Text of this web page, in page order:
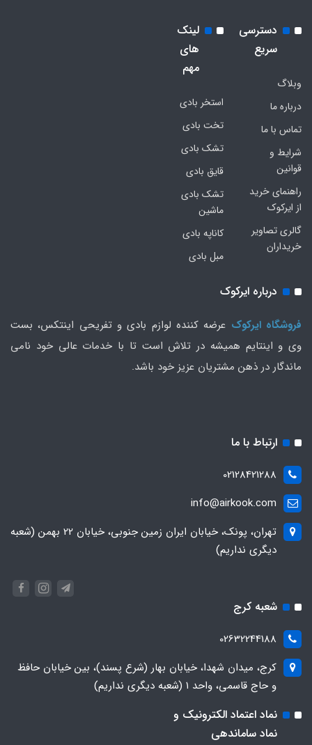
دسترسی
سریع
وبلاگ
درباره ما
تماس با ما
شرایط و
قوانین
راهنمای خرید
از ایرکوک
گالری تصاویر
خریداران
لینک
های
مهم
استخر بادی
تخت بادی
تشک بادی
قایق بادی
تشک بادی
ماشین
کاناپه بادی
مبل بادی
درباره ایرکوک
فروشگاه ایرکوک عرضه کننده لوازم بادی و تفریحی اینتکس، بست
وی و اینتایم همیشه در تلاش است تا با خدمات عالی خود نامی
ماندگار در ذهن مشتریان عزیز خود باشد.
ارتباط با ما
02128421288
info@airkook.com
تهران، پونک، خیابان ایران زمین جنوبی، خیابان 22 بهمن (شعبه
دیگری نداریم)
شعبه کرج
02632244188
کرج، میدان شهدا، خیابان بهار (شرع پسند)، بین خیابان حافظ
و حاج قاسمی، واحد ۱ (شعبه دیگری نداریم)
نماد اعتماد الکترونیک و
نماد ساماندهی